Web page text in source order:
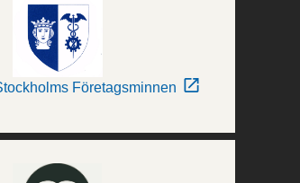
Företagsminnen